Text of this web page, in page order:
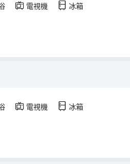
電視機 冰箱
電視機 冰箱